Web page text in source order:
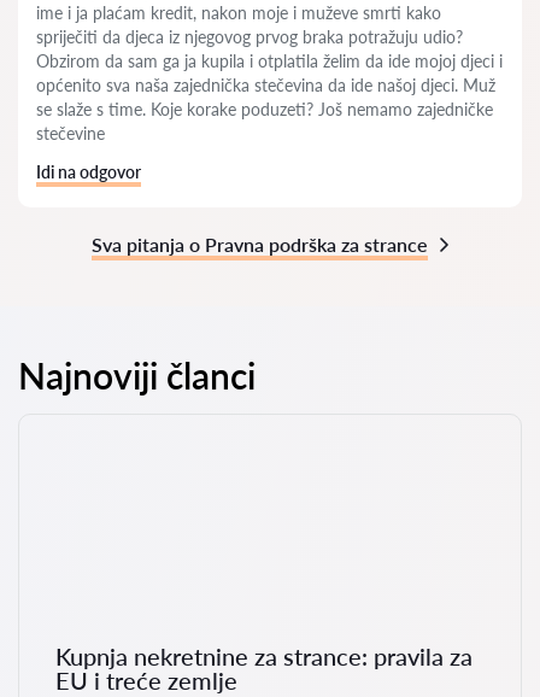
ime i ja plaćam kredit, nakon moje i muževe smrti kako
spriječiti da djeca iz njegovog prvog braka potražuju udio?
Obzirom da sam ga ja kupila i otplatila želim da ide mojoj djeci i
općenito sva naša zajednička stečevina da ide našoj djeci. Muž
se slaže s time. Koje korake poduzeti? Još nemamo zajedničke
stečevine
Idi na odgovor
Sva pitanja o Pravna podrška za strance
Najnoviji članci
Kupnja nekretnine za strance: pravila za
EU i treće zemlje